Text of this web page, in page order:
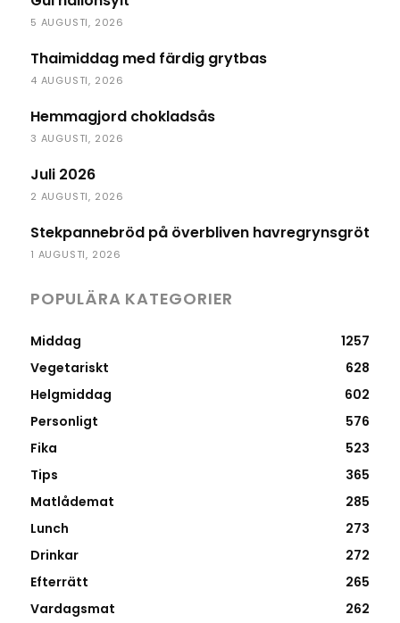
5 AUGUSTI, 2026
Thaimiddag med färdig grytbas
4 AUGUSTI, 2026
Hemmagjord chokladsås
3 AUGUSTI, 2026
Juli 2026
2 AUGUSTI, 2026
Stekpannebröd på överbliven havregrynsgröt
1 AUGUSTI, 2026
POPULÄRA KATEGORIER
Middag
1257
Vegetariskt
628
Helgmiddag
602
Personligt
576
Fika
523
Tips
365
Matlådemat
285
Lunch
273
Drinkar
272
Efterrätt
265
Vardagsmat
262